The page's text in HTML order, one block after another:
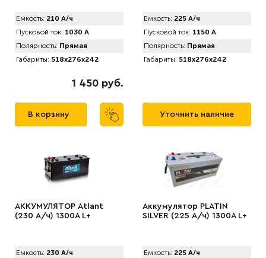
Емкость: 210 А/ч
Пусковой ток: 1030 А
Полярность: Прямая
Габариты: 518x276x242
1 450 руб.
В корзину
Емкость: 225 А/ч
Пусковой ток: 1150 А
Полярность: Прямая
Габариты: 518x276x242
Уточнить наличие
АККУМУЛЯТОР Аtlant
(230 А/ч) 1300A L+
Емкость: 230 А/ч
Аккумулятор PLATIN
SILVER (225 А/ч) 1300A L+
Емкость: 225 А/ч